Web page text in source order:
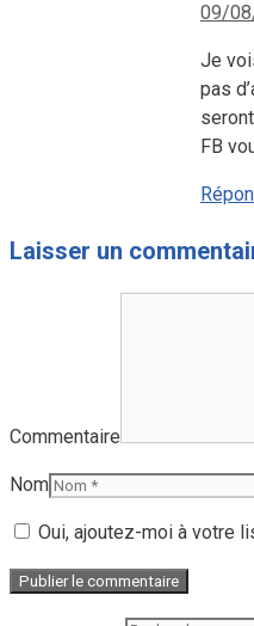
09/
Je
pas
FB
Laisser un
Commentaire
Nom
Oui, ajoutez-moi à votre